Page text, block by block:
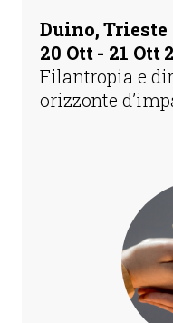
Duino, Trieste
20 Ott - 21 Ott
Filantropia e
orizzonte